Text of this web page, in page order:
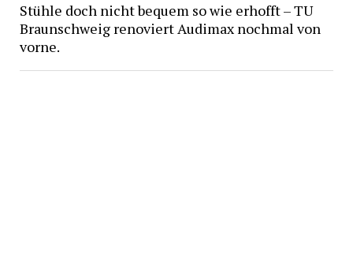
Stühle doch nicht bequem so wie erhofft – TU
Braunschweig renoviert Audimax nochmal von
vorne.